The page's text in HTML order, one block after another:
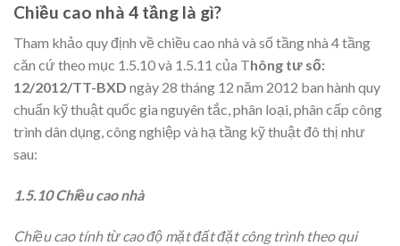
Chiều cao nhà 4 tầng là gì?
Tham khảo quy định về chiều cao nhà và số tầng nhà 4 tầng
căn cứ theo mục 1.5.10 và 1.5.11 của Thông tư số:
12/2012/TT-BXD ngày 28 tháng 12 năm 2012 ban hành quy
chuẩn kỹ thuật quốc gia nguyên tắc, phân loại, phân cấp công
trình dân dụng, công nghiệp và hạ tầng kỹ thuật đô thị như
sau:
1.5.10Chiều cao nhà
Chiều cao tính từ cao độ mặt đất đặt công trình theo qui